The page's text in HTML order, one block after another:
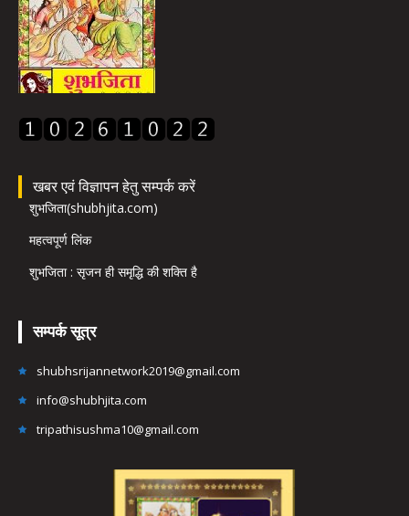
खबर एवं विज्ञापन हेतु सम्पर्क करें
शुभजिता(shubhjita.com)
महत्वपूर्ण लिंक
शुभजिता : सृजन ही समृद्धि की शक्ति है
सम्पर्क सूत्र
shubhsrijannetwork2019@gmail.com
info@shubhjita.com
tripathisushma10@gmail.com